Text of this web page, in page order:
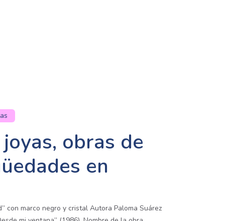
obras de
en
con marco negro y cristal Autora Paloma Suárez